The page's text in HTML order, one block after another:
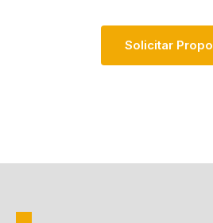
SOLICITAR PROPO